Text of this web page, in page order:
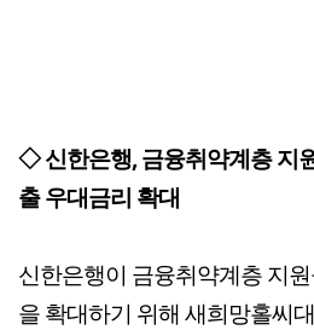
◇ 신한은행, 금융취약계층 지
출 우대금리 확대
신한은행이 금융취약계층 지
을 확대하기 위해 새희망홀씨